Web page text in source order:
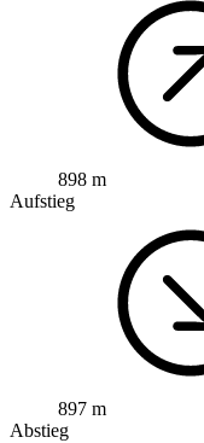
898 m
Aufstieg
897 m
Abstieg